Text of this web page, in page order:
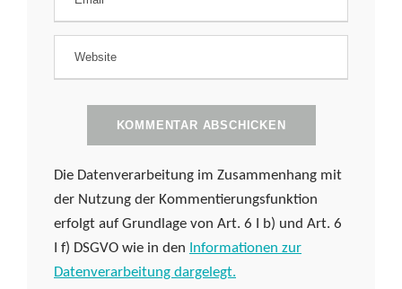
Die Datenverarbeitung im Zusammenhang mit
der Nutzung der Kommentierungsfunktion
erfolgt auf Grundlage von Art. 6 I b) und Art. 6
I f) DSGVO wie in den Informationen zur
Datenverarbeitung dargelegt.